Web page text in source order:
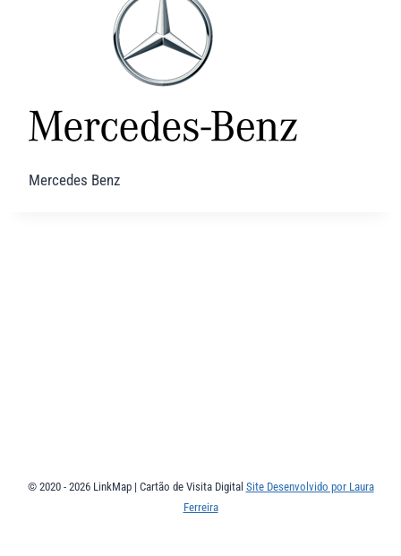
Mercedes Benz
© 2020 - 2026 LinkMap | Cartão de Visita Digital Site Desenvolvido por Laura
Ferreira